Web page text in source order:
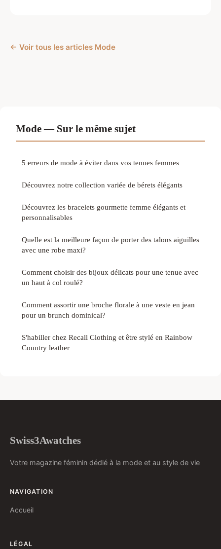
← Voir tous les articles Mode
Mode — Sur le même sujet
5 erreurs de mode à éviter dans vos tenues femmes
Découvrez notre collection variée de bérets élégants
Découvrez les bracelets gourmette femme élégants et
personnalisables
Quelle est la meilleure façon de porter des talons aiguilles
avec une robe maxi?
Comment choisir des bijoux délicats pour une tenue avec
un haut à col roulé?
Comment assortir une broche florale à une veste en jean
pour un brunch dominical?
S'habiller chez Recall Clothing et être stylé en Rainbow
Country leather
Swiss3Awatches
Votre magazine féminin dédié à la mode et au style de vie
NAVIGATION
Accueil
LÉGAL